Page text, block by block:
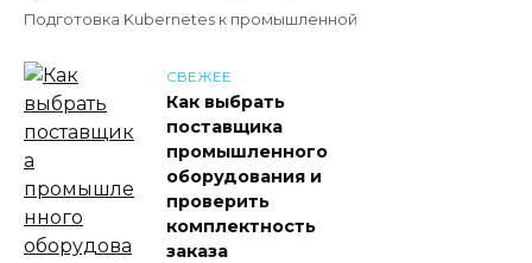
Подготовка Kubernetes к промышленной
СВЕЖЕЕ
Как выбрать
поставщика
промышленного
оборудования и
проверить
комплектность
заказа